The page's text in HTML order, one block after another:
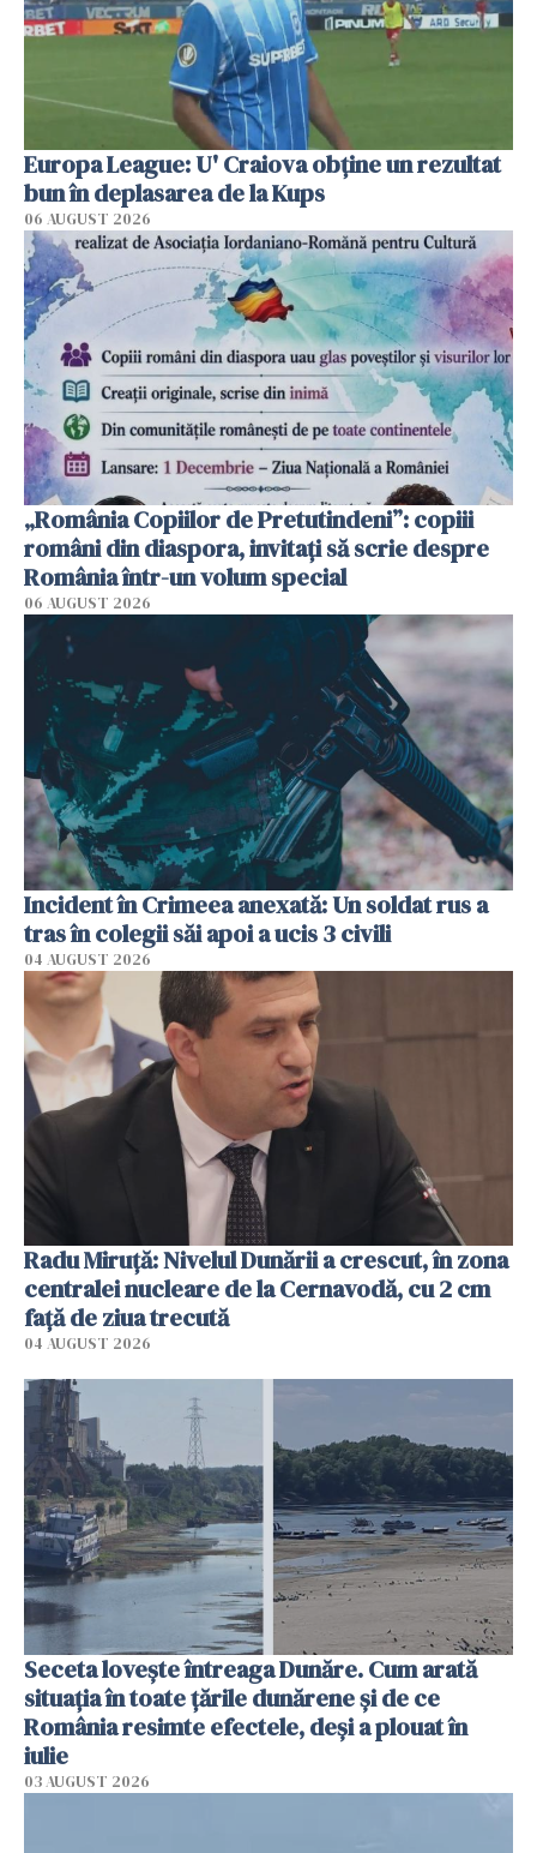
Europa League: U' Craiova obține un rezultat
bun în deplasarea de la Kups
06 AUGUST 2026
„România Copiilor de Pretutindeni”: copiii
români din diaspora, invitați să scrie despre
România într-un volum special
06 AUGUST 2026
Incident în Crimeea anexată: Un soldat rus a
tras în colegii săi apoi a ucis 3 civili
04 AUGUST 2026
Radu Miruţă: Nivelul Dunării a crescut, în zona
centralei nucleare de la Cernavodă, cu 2 cm
faţă de ziua trecută
04 AUGUST 2026
Seceta lovește întreaga Dunăre. Cum arată
situația în toate țările dunărene și de ce
România resimte efectele, deși a plouat în
iulie
03 AUGUST 2026